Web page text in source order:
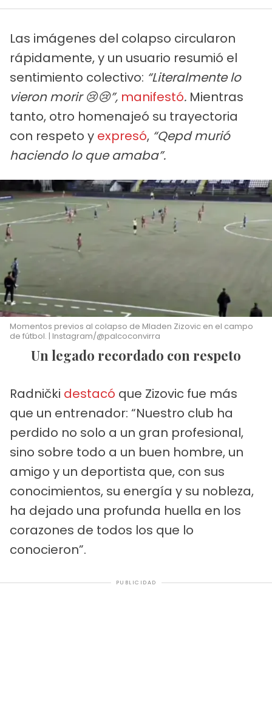
Las imágenes del colapso circularon
rápidamente, y un usuario resumió el
sentimiento colectivo: “Literalmente lo
vieron morir 😢😢”, manifestó. Mientras
tanto, otro homenajeó su trayectoria
con respeto y expresó, “Qepd murió
haciendo lo que amaba”.
Momentos previos al colapso de Mladen Zizovic en el campo
de fútbol. | Instagram/@palcoconvirra
Un legado recordado con respeto
Radnički destacó que Zizovic fue más
que un entrenador: “Nuestro club ha
perdido no solo a un gran profesional,
sino sobre todo a un buen hombre, un
amigo y un deportista que, con sus
conocimientos, su energía y su nobleza,
ha dejado una profunda huella en los
corazones de todos los que lo
conocieron”.
PUBLICIDAD